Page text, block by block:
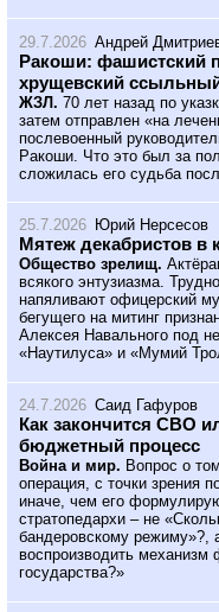
29.7.2026 Андрей
Ракоши: фашистский
хрущевский
ЖЗЛ. 70 лет назад по
затем отправлен «на
послевоенный
Ракоши. Что это был за
сложилась его судьба
25.7.2026 Юрий Нерсесов
Мятеж декабристов в
Общество зрелищ.
всякого энтузиазма.
напяливают офицерский
бегущего на митинг
Алексея Навального под
«Наутилуса» и «Мумий
24.7.2026 Саид Гафуров
Как закончится СВО
бюджетный процесс
Война и мир. Вопрос о
операция, с точки зрения
иначе, чем его
стратопедархи – не
бандеровскому режиму»?,
воспроизводить механизм
государства?»